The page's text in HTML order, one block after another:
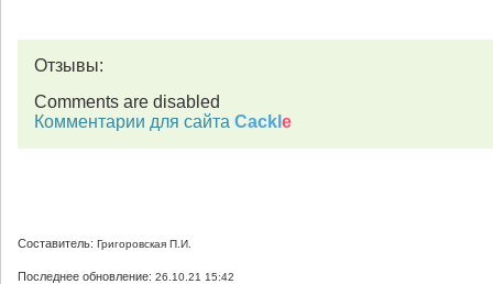
Отзывы:
Comments are disabled
Комментарии для сайта Cackl e
Составитель: Григоровская П.И.
Последнее обновление: 26.10.21 15:42